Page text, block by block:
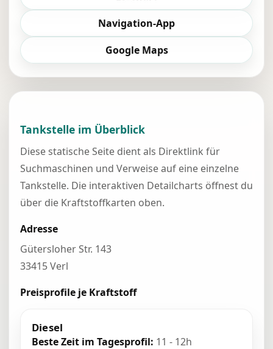
Navigation-App
Google Maps
Tankstelle im Überblick
Diese statische Seite dient als Direktlink für
Suchmaschinen und Verweise auf eine einzelne
Tankstelle. Die interaktiven Detailcharts öffnest du
über die Kraftstoffkarten oben.
Adresse
Gütersloher Str. 143
33415 Verl
Preisprofile je Kraftstoff
Diesel
Beste Zeit im Tagesprofil: 11 - 12h